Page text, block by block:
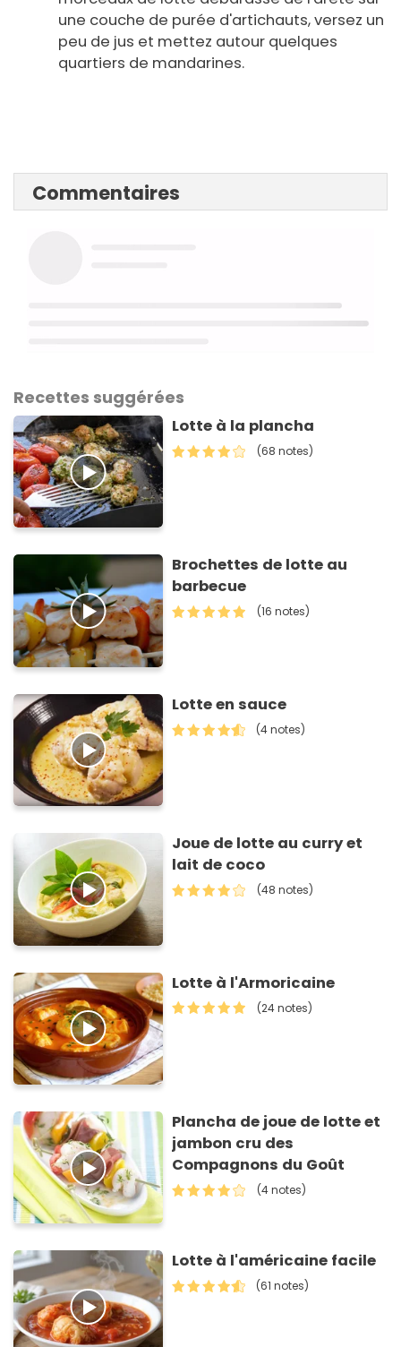
une couche de purée d'artichauts, versez un
peu de jus et mettez autour quelques
quartiers de mandarines.
Commentaires
Recettes suggérées
Lotte à la plancha
(68 notes)
Brochettes de lotte au
barbecue
(16 notes)
Lotte en sauce
(4 notes)
Joue de lotte au curry et
lait de coco
(48 notes)
Lotte à l'Armoricaine
(24 notes)
Plancha de joue de lotte et
jambon cru des
Compagnons du Goût
(4 notes)
Lotte à l'américaine facile
(61 notes)